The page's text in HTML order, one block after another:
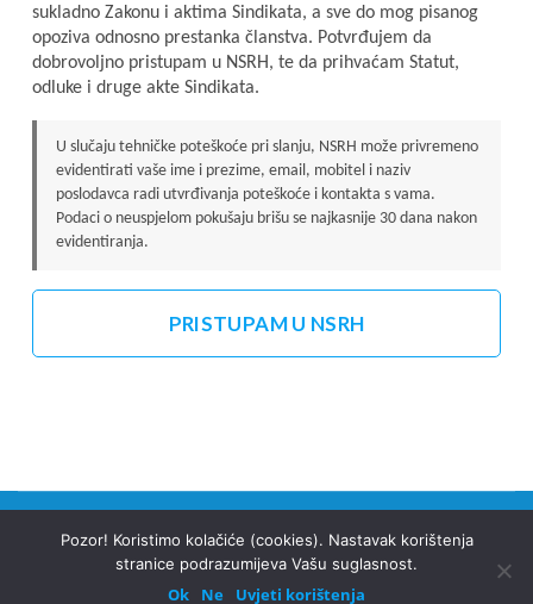
sukladno Zakonu i aktima Sindikata, a sve do mog pisanog
opoziva odnosno prestanka članstva. Potvrđujem da
dobrovoljno pristupam u NSRH, te da prihvaćam Statut,
odluke i druge akte Sindikata.
U slučaju tehničke poteškoće pri slanju, NSRH može privremeno
evidentirati vaše ime i prezime, email, mobitel i naziv
poslodavca radi utvrđivanja poteškoće i kontakta s vama.
Podaci o neuspjelom pokušaju brišu se najkasnije 30 dana nakon
evidentiranja.
PRISTUPAM U NSRH
Copyright © 2026NSRH .Rara Business | Developed
Rara ThemePowered byWordPress
Pozor! Koristimo kolačiće (cookies). Nastavak korištenja
stranice podrazumijeva Vašu suglasnost.
Ok Ne Uvjeti korištenja